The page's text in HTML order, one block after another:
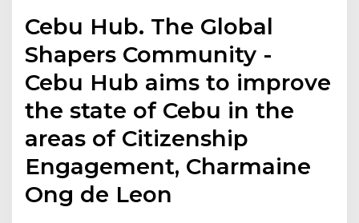
Cebu Hub. The Global
Shapers Community -
Cebu Hub aims to improve
the state of Cebu in the
areas of Citizenship
Engagement, Charmaine
Ong de Leon